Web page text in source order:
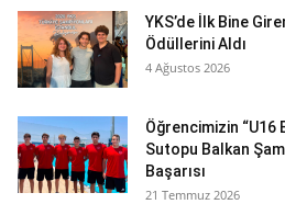
YKS’de İlk Bine
Ödüllerini Aldı
4 Ağustos 2026
Öğrencimizin “U16
Sutopu Balkan
Başarısı
21 Temmuz 2026